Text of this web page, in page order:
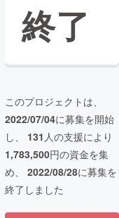
終了
このプロジェクトは、
2022/07/04に募集を開始
し、 131 人の支援により
1,783,500円の資金を集
め、 2022/08/28に募集を
終了しました